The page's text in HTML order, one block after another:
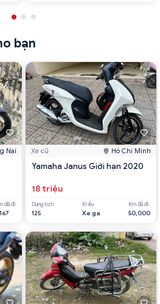
bạn
Nai
đã đi
Xe cũ Hồ Chí Minh
Yamaha Janus Giới hạn 2020
18 triệu
Dung tích
125
Kiểu
Xe ga
Km đã đi
50,000